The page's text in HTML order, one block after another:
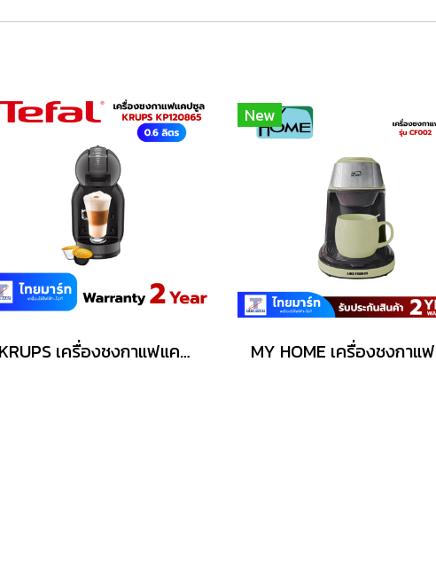
KRUPS เครื่องชงกาแฟแคปซูล MINI ME NDG KRUPS รุ่น KP1208 สีดำ
New